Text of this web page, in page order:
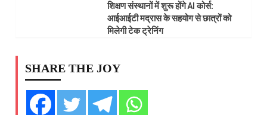
शिक्षण संस्थानों में शुरू होंगे AI कोर्स:
आईआईटी मद्रास के सहयोग से छात्रों को
मिलेगी टेक ट्रेनिंग
SHARE THE JOY